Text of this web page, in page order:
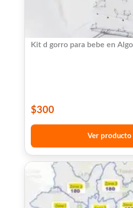
Kit d gorro para bebe en
$300
Ver producto